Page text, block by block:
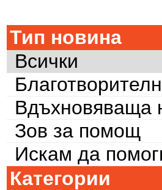
Тип новина
Всички
Вдъхновяваща
Зов за помощ
Искам да
Категории